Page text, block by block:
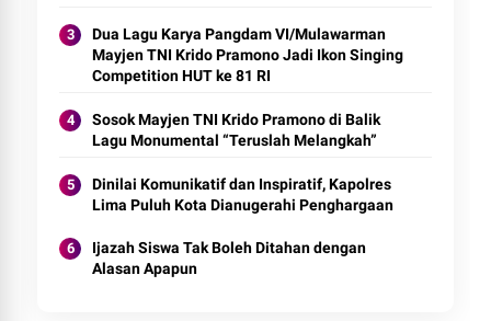
Dua Lagu Karya Pangdam VI/Mulawarman
Mayjen TNI Krido Pramono Jadi Ikon Singing
Competition HUT ke 81 RI
Sosok Mayjen TNI Krido Pramono di Balik
Lagu Monumental “Teruslah Melangkah”
Dinilai Komunikatif dan Inspiratif, Kapolres
Lima Puluh Kota Dianugerahi Penghargaan
Ijazah Siswa Tak Boleh Ditahan dengan
Alasan Apapun